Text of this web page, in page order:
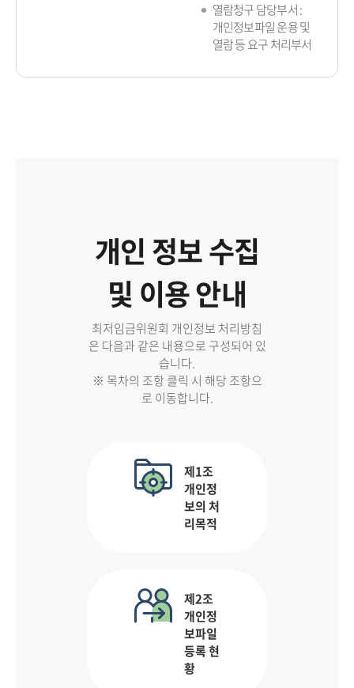
열람청구 담당부서 :
개인정보파일 운용 및
열람 등 요구 처리부서
개인 정보 수집
및 이용 안내
최저임금위원회 개인정보 처리방침
은 다음과 같은 내용으로 구성되어 있
습니다.
※ 목차의 조항 클릭 시 해당 조항으
로 이동합니다.
제1조
개인정
보의 처
리목적
제2조
개인정
보파일
등록 현
황